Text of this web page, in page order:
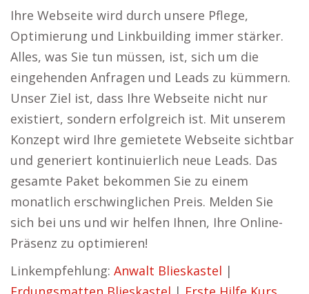
Ihre Webseite wird durch unsere Pflege,
Optimierung und Linkbuilding immer stärker.
Alles, was Sie tun müssen, ist, sich um die
eingehenden Anfragen und Leads zu kümmern.
Unser Ziel ist, dass Ihre Webseite nicht nur
existiert, sondern erfolgreich ist. Mit unserem
Konzept wird Ihre gemietete Webseite sichtbar
und generiert kontinuierlich neue Leads. Das
gesamte Paket bekommen Sie zu einem
monatlich erschwinglichen Preis. Melden Sie
sich bei uns und wir helfen Ihnen, Ihre Online-
Präsenz zu optimieren!
Linkempfehlung: Anwalt Blieskastel |